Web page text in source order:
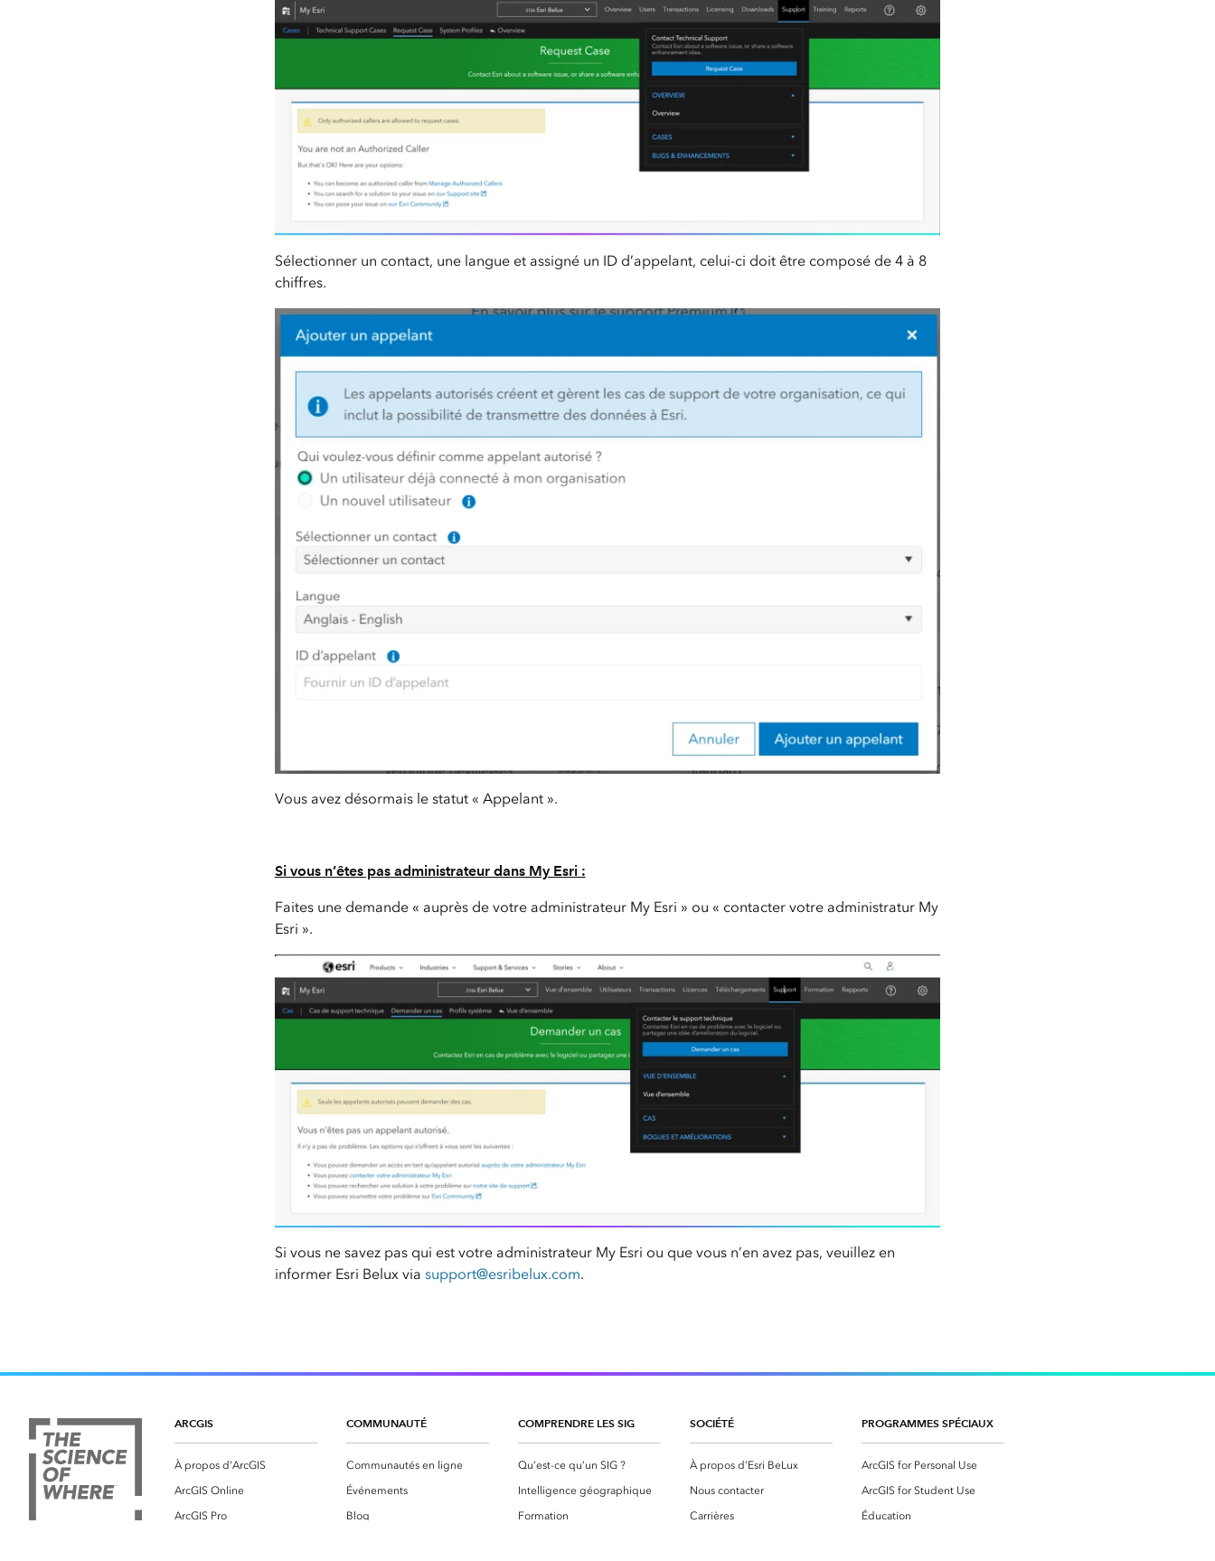
Sélectionner un contact, une langue et assigné un ID d’appelant, celui-ci doit être composé de 4 à 8
chiffres.
Vous avez désormais le statut « Appelant ».
Si vous n’êtes pas administrateur dans My Esri :
Faites une demande « auprès de votre administrateur My Esri » ou « contacter votre administratur My
Esri ».
Si vous ne savez pas qui est votre administrateur My Esri ou que vous n’en avez pas, veuillez en
informer Esri Belux via support@esribelux.com.
ARCGIS
À propos d'ArcGIS
ArcGIS Online
ArcGIS Pro
COMMUNAUTÉ
Communautés en ligne
Événements
Blog
COMPRENDRE LES SIG
Qu’est-ce qu’un SIG ?
Intelligence géographique
Formation
SOCIÉTÉ
À propos d’Esri BeLux
Nous contacter
Carrières
PROGRAMMES SPÉCIAUX
ArcGIS for Personal Use
ArcGIS for Student Use
Éducation